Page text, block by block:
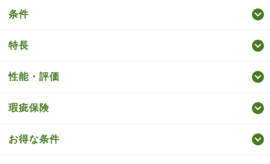
条件
特長
性能・評価
瑕疵保険
お得な条件